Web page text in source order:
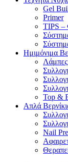
Gel
Primer
TIPS –
Ημιμόνιμα
Top &
Απλά
Nail